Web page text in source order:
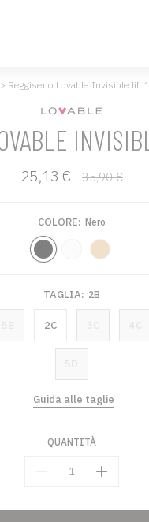
> Reggiseno Lovable Invisible lift
25,13 €
Prezzo
35,90 €
COLORE: Nero
Nero
Bianco Skin
TAGLIA: 2B
2C
Guida alle taglie
QUANTITÀ